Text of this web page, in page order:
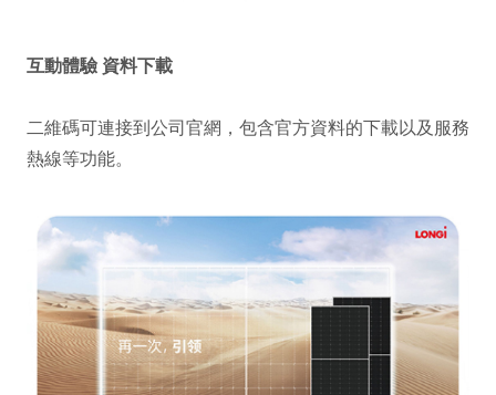
互動體驗 資料下載
二維碼可連接到公司官網，包含官方資料的下載以及服務
熱線等功能。